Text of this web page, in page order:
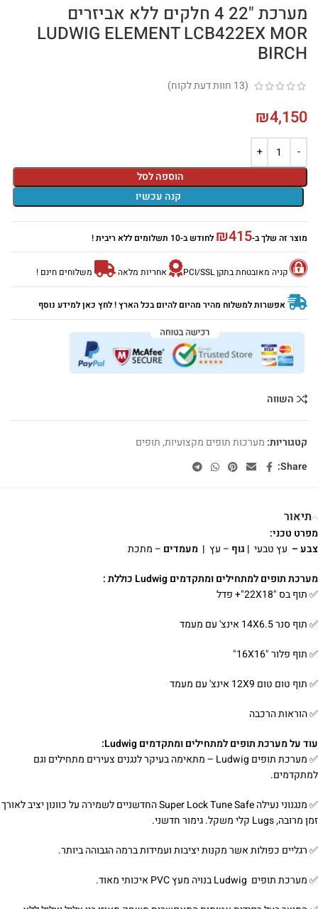
מערכת "22 4 חלקים ללא אביזרים
LUDWIG ELEMENT LCB422EX MOR
BIRCH
(
13 חוות דעת לקוח)
₪4,150
הוספה לסל
קנה עכשיו
מוצר זה שלך ב- ₪415 לחודש ב-10 תשלומים ללא ריבית !
קניה מאובטחת בתקן PCI/SSL אחריות מלאה משלוחים חינם !
אפשרות למשלוח מהיר מהיום להיום בכל הארץ ! לחץ כאן למידע נוסף
השווה
קטגוריות: מערכות תופים מקצועיות,תופים
Share:
תיאור
מפרט טכני:
צבע – עץ טבעי |גוף – עץ | מעמדים – מתכת
מערכת תופים למתחילים ומתקדמים Ludwig כוללת :
✅ תוף בס "22X18"+ פדל
✅ תוף סנר 14X6.5 אינצ' עם מעמד
✅ תוף פלור "16X16"
✅ תוף טום טום 12X9 אינצ' עם מעמד
✅ הוראות הרכבה
עוד על מערכת תופים למתחילים ומתקדמים Ludwig:
✅ מערכת תופים Ludwig – מתאימה בעיקר לנגנים צעירים מתחילים וגם
למתקדמים.
✅ מנגנוני נעילה Super Lock Tune Safe החדשניים לשמירה על כוונון יציב לאורך
זמן מרובה, Lugs קלי משקל. גימור חדשני.
✅ רגליים כפולות אשר מקנות יציבות ועמידות ברמה הגבוהה ביותר.
✅ מערכת תופים Ludwig בנויה מעץ PVC איכותי מאוד.